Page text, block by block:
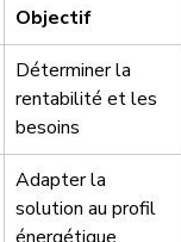
Objectif
Déterminer la
rentabilité et les
besoins
Adapter la
solution au profil